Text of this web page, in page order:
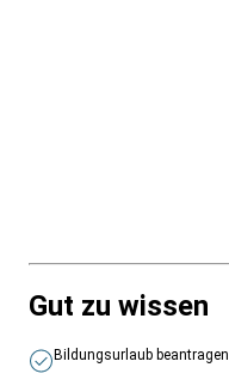
Gut zu wissen
Bildungsurlaub beantragen